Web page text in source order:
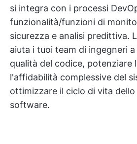
si integra con i processi
funzionalità/funzioni di
sicurezza e analisi predittiva.
aiuta i tuoi team di ingegneri
qualità del codice, potenziare
l'affidabilità complessive del
ottimizzare il ciclo di vita dello
software.